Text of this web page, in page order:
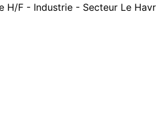
H/F - Industrie - Secteur Le